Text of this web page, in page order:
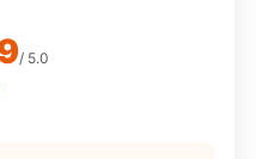
/ 5.0